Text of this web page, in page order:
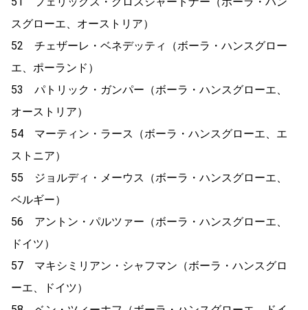
スグローエ、オーストリア）
52 チェザーレ・ベネデッティ（ボーラ・ハンスグロー
エ、ポーランド）
53 パトリック・ガンパー（ボーラ・ハンスグローエ、
オーストリア）
54 マーティン・ラース（ボーラ・ハンスグローエ、エ
ストニア）
55 ジョルディ・メーウス（ボーラ・ハンスグローエ、
ベルギー）
56 アントン・パルツァー（ボーラ・ハンスグローエ、
ドイツ）
57 マキシミリアン・シャフマン（ボーラ・ハンスグロ
ーエ、ドイツ）